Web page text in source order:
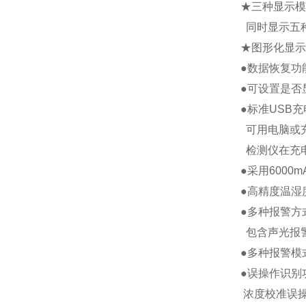
★三种显示
同时显示五
★图形化显
●数据恢复功
●可设置是否
●标准USB充
可用电脑或
检测仪在充
●采用
●高精度温湿
●多种报警方
包含声光报
●多种报警模
●误操作识别
浓度校准误